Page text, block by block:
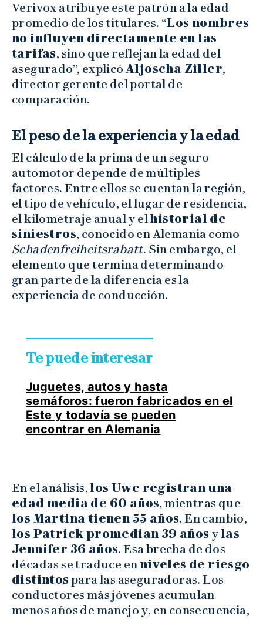
Verivox atribuye este patrón a la edad
promedio de los titulares. “Los nombres
no influyen directamente en las
tarifas, sino que reflejan la edad del
asegurado”, explicó Aljoscha Ziller,
director gerente del portal de
comparación.
El peso de la experiencia y la edad
El cálculo de la prima de un seguro
automotor depende de múltiples
factores. Entre ellos se cuentan la región,
el tipo de vehículo, el lugar de residencia,
el kilometraje anual y elhistorial de
siniestros, conocido en Alemania como
Schadenfreiheitsrabatt. Sin embargo, el
elemento que termina determinando
gran parte de la diferencia es la
experiencia de conducción.
Te puede interesar
Juguetes, autos y hasta
semáforos: fueron fabricados en el
Este y todavía se pueden
encontrar en Alemania
En el análisis,los Uwe registran una
edad media de 60 años, mientras que
los Martina tienen 55 años. En cambio,
los Patrick promedian 39 años ylas
Jennifer 36 años. Esa brecha de dos
décadas se traduce enniveles de riesgo
distintos para las aseguradoras. Los
conductores más jóvenes acumulan
menos años de manejo y, en consecuencia,